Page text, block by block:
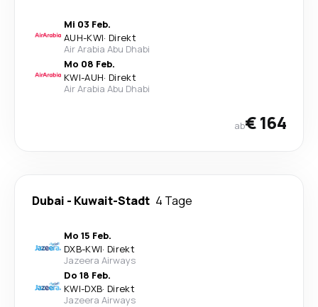
Mi 03 Feb.
AUH-KWI· Direkt
Air Arabia Abu Dhabi
Mo 08 Feb.
KWI-AUH· Direkt
Air Arabia Abu Dhabi
ab€ 164
Dubai - Kuwait-Stadt 4 Tage
Mo 15 Feb.
DXB-KWI· Direkt
Jazeera Airways
Do 18 Feb.
KWI-DXB· Direkt
Jazeera Airways